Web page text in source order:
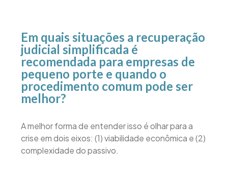
Em quais situações a recuperação
judicial simplificada é
recomendada para empresas de
pequeno porte e quando o
procedimento comum pode ser
melhor?
A melhor forma de entender isso é olhar para a
crise em dois eixos: (1) viabilidade econômica e (2)
complexidade do passivo.